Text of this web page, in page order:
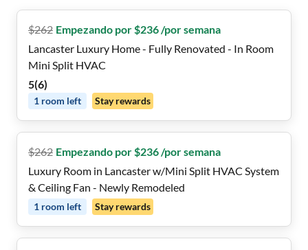
$262 Empezando por $236 /por semana
Lancaster Luxury Home - Fully Renovated - In Room
Mini Split HVAC
5(6)
1 room left Stay rewards
$262 Empezando por $236 /por semana
Luxury Room in Lancaster w/Mini Split HVAC System
& Ceiling Fan - Newly Remodeled
1 room left Stay rewards